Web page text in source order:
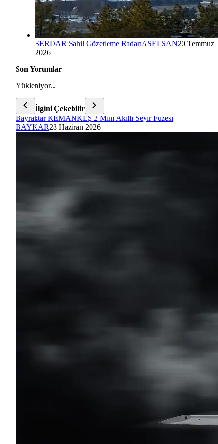
SERDAR Sahil Gözetleme RadarıASELSAN20 Temmuz
2026
Son Yorumlar
Yükleniyor...
İlgini Çekebilir
Bayraktar KEMANKEŞ 2 Mini Akıllı Seyir Füzesi
BAYKAR28 Haziran 2026